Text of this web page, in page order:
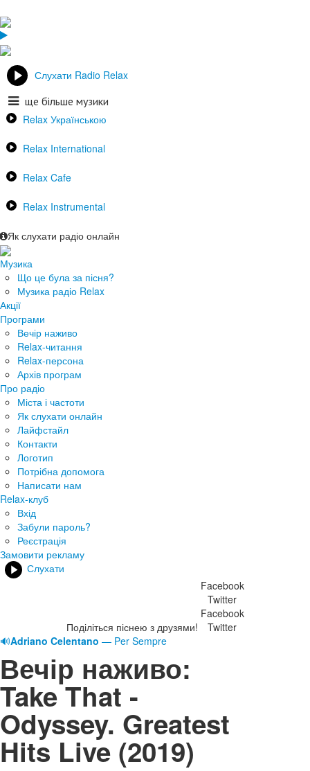
Слухати Radio Relax
ще більше музики
Relax Українською
Relax International
Relax Cafe
Relax Instrumental
Як слухати радіо онлайн
Музика
Що це була за пісня?
Музика радіо Relax
Акції
Програми
Вечір наживо
Relax-читання
Relax-персона
Архів програм
Про радіо
Міста і частоти
Як слухати онлайн
Лайфстайл
Контакти
Логотип
Потрібна допомога
Написати нам
Relax-клуб
Вхід
Забули пароль?
Реєстрація
Замовити рекламу
Слухати
Поділіться піснею з друзями!
Facebook
Twitter
Facebook
Twitter
🔊Adriano Celentano — Per Sempre
Вечір наживо:
Take That -
Odyssey. Greatest
Hits Live (2019)